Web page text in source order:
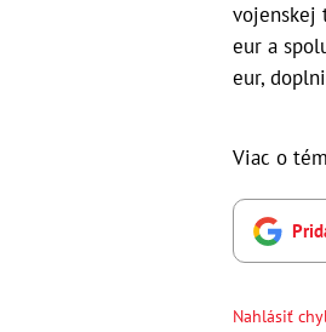
vojenskej
eur a
eur,
Viac o
Nahlásiť